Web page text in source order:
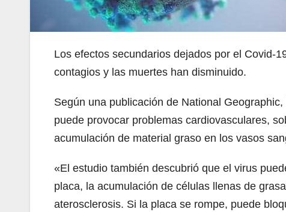
Los efectos secundarios dejados por el Covid-
contagios y las muertes han disminuido.
Según una publicación de National
puede provocar problemas cardiovasculares,
acumulación de material graso en los vasos
«El estudio también descubrió que el virus
placa, la acumulación de células llenas de
aterosclerosis. Si la placa se rompe, puede